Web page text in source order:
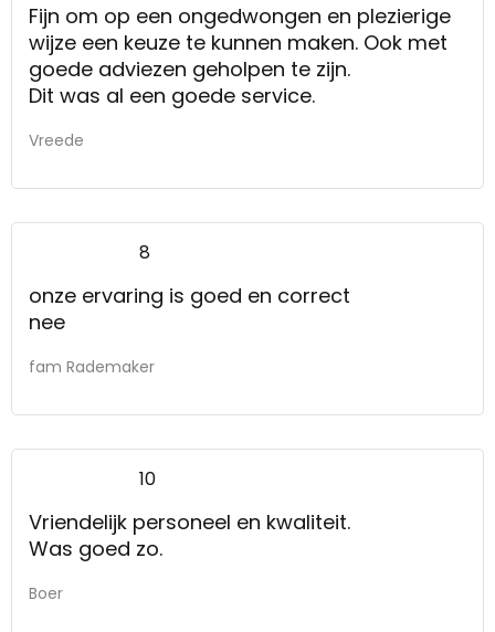
Fijn om op een ongedwongen en plezierige
wijze een keuze te kunnen maken. Ook met
goede adviezen geholpen te zijn.
Dit was al een goede service.
Vreede
8
onze ervaring is goed en correct
nee
fam Rademaker
10
Vriendelijk personeel en kwaliteit.
Was goed zo.
Boer